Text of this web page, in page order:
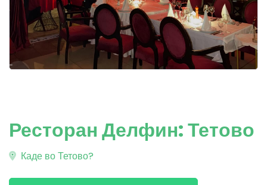
Ресторан Делфин: Тетово
Каде во Тетово?